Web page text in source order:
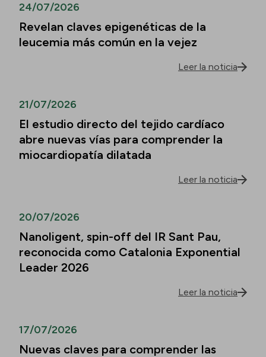
24/07/2026
Revelan claves epigenéticas de la
leucemia más común en la vejez
Leer la noticia
21/07/2026
El estudio directo del tejido cardíaco
abre nuevas vías para comprender la
miocardiopatía dilatada
Leer la noticia
20/07/2026
Nanoligent, spin-off del IR Sant Pau,
reconocida como Catalonia Exponential
Leader 2026
Leer la noticia
17/07/2026
Nuevas claves para comprender las